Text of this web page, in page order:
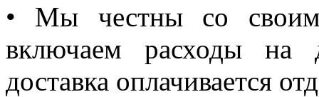
• Мы честны со
включаем расходы на
доставка оплачивается